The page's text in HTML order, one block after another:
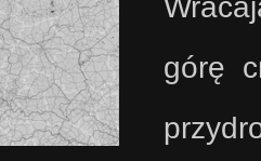
górę